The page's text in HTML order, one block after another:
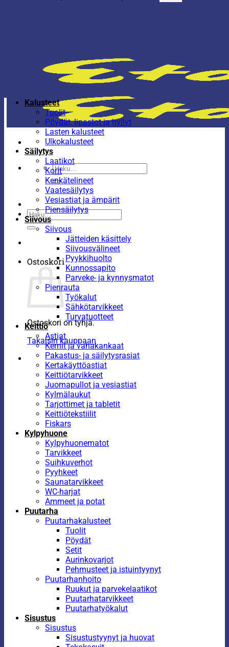
Etsi:
Etsi:
Ostoskori
Ostoskori on tyhjä.
Takaisin kauppaan
Kalusteet
Tuolit
Pöydät, lipastot ja hyllyt
Lasten kalusteet
Ulkokalusteet
Säilytys
Laatikot
Korit
Kenkätelineet
Vaatesäilytys
Vesiastiat ja ämpärit
Piensäilytys
Siivous
Siivous
Jätteiden käsittely
Siivousvälineet
Pyykkihuolto
Kunnossapito
Parveke- ja kynnysmatot
Pienrauta
Työkalut
Sähkötarvikkeet
Turvatuotteet
Keittiö
Astiat
Kernit ja vahakankaat
Pakastus- ja säilytysrasiat
Kertakäyttöastiat
Keittiötarvikkeet
Juomapullot ja vesiastiat
Kylmälaukut
Tarjottimet ja tabletit
Keittiötekstiilit
Fiskars
Kylpyhuone
Kylpyhuonematot
Tarvikkeet
Suihkuverhot
Pyyhkeet
Saunatarvikkeet
WC-harjat
Ammeet ja potat
Puutarha
Puutarhakalusteet
Tuolit
Pöydät
Setit
Aurinkovarjot
Pehmusteet ja istuintyynyt
Puutarhanhoito
Ruukut ja parvekelaatikot
Puutarhatarvikkeet
Puutarhatyökalut
Sisustus
Sisustus
Sisustustyynyt ja huovat